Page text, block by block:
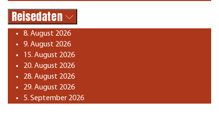
Reisedaten
8. August 2026
9. August 2026
15. August 2026
20. August 2026
28. August 2026
29. August 2026
5. September 2026